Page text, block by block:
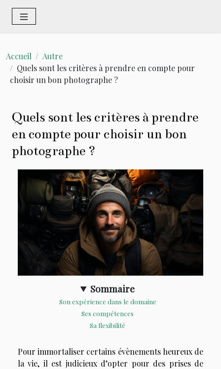
Accueil
Autre
Quels sont les critères à prendre en compte pour
choisir un bon photographe ?
Quels sont les critères à prendre
en compte pour choisir un bon
photographe ?
Sommaire
Son expérience dans le domaine
Ses compétences
Sa flexibilité
Pour immortaliser certains évènements heureux de
la vie, il est judicieux d’opter pour des prises de